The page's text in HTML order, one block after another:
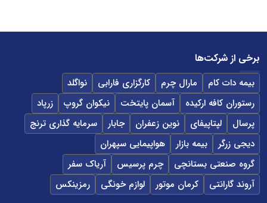
برخی از شرکت‌ها
بیمه دات کام مارال چرم کارگزاری فارابی
نواگلد
رستوران کافه ارکیده
آسمان پایتخت نیکوان گروپ
زرپاد
پرسال
لپتاپیفای نوین زعفران جابار
سرمایه گذاری ترنج
دیجی زرگر
بیمه بازار
هواپیمایی سپهران
گروه صنعتی بستانچی
چرم پرسیس
آریاک سفر
آروند گارانتی
کرمان موتور لوازم خونگی رمزینکس